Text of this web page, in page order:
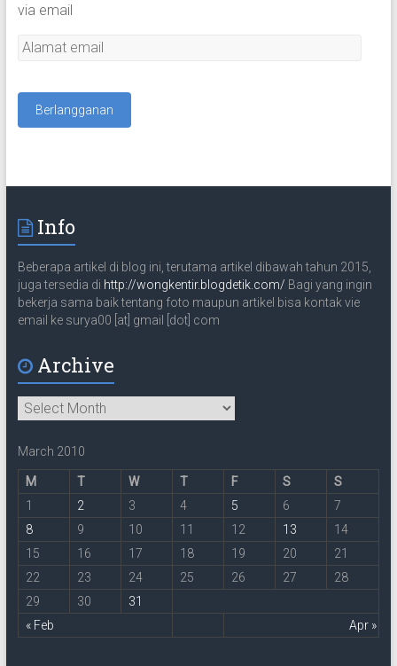
via email
A
a
i
Info
Beberapa artikel di blog ini, terutama artikel dibawah tahun 2015,
juga tersedia di http://wongkentir.blogdetik.com/ Bagi yang ingin
bekerja sama baik tentang foto maupun artikel bisa kontak vie
email ke surya00 [at] gmail [dot] com
Archive
Archive
March 2010
M T W T F S S
« Feb Apr »
1 2 3 4 5 6
7
8
9 10 11 12 13
14
15
16 17 18 19 20
21
22
23 24 25 26 27
28
29
30 31